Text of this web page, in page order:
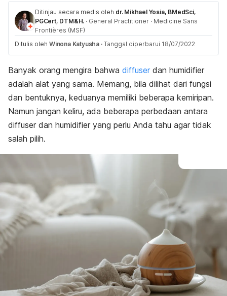
Ditinjau secara medis oleh dr. Mikhael Yosia, BMedSci,
PGCert, DTM&H. · General Practitioner · Medicine Sans
Frontières (MSF)
Ditulis oleh Winona Katyusha · Tanggal diperbarui 18/07/2022
Banyak orang mengira bahwa diffuser dan humidifier
adalah alat yang sama. Memang, bila dilihat dari fungsi
dan bentuknya, keduanya memiliki beberapa kemiripan.
Namun jangan keliru, ada beberapa perbedaan antara
diffuser dan humidifier yang perlu Anda tahu agar tidak
salah pilih.